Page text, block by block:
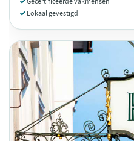
Lokaal gevestigd